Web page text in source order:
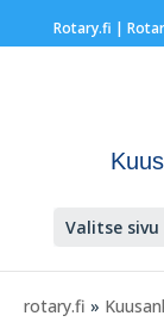
Rotary.fi |
Valitse sivu
rotary.fi »